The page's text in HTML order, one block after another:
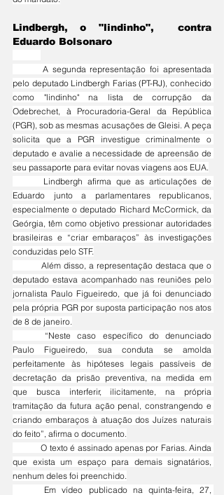
Lindbergh, o "lindinho",  contra
Eduardo Bolsonaro
pelo deputado Lindbergh Farias (PT-RJ), conhecido
como "lindinho" na lista de corrupção da
Odebrechet, à Procuradoria-Geral da República
(PGR), sob as mesmas acusações de Gleisi. A peça
solicita que a PGR investigue criminalmente o
deputado e avalie a necessidade de apreensão de
seu passaporte para evitar novas viagens aos EUA.
Eduardo junto a parlamentares republicanos,
especialmente o deputado Richard McCormick, da
Geórgia, têm como objetivo pressionar autoridades
brasileiras e “criar embaraços” às investigações
conduzidas pelo STF.
deputado estava acompanhado nas reuniões pelo
jornalista Paulo Figueiredo, que já foi denunciado
pela própria PGR por suposta participação nos atos
de 8 de janeiro.
Paulo Figueiredo, sua conduta se amolda
perfeitamente às hipóteses legais passíveis de
decretação da prisão preventiva, na medida em
que busca interferir, ilicitamente, na própria
tramitação da futura ação penal, constrangendo e
criando embaraços à atuação dos Juízes naturais
do feito”, afirma o documento.
	O texto é assinado apenas por Farias. Ainda
que exista um espaço para demais signatários,
nenhum deles foi preenchido.